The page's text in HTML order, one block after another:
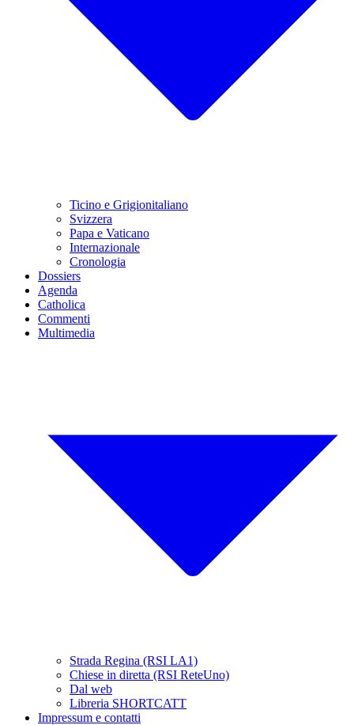
Ticino e Grigionitaliano
Svizzera
Papa e Vaticano
Internazionale
Cronologia
Dossiers
Agenda
Catholica
Commenti
Multimedia
Strada Regina (RSI LA1)
Chiese in diretta (RSI ReteUno)
Dal web
Libreria SHORTCATT
Impressum e contatti